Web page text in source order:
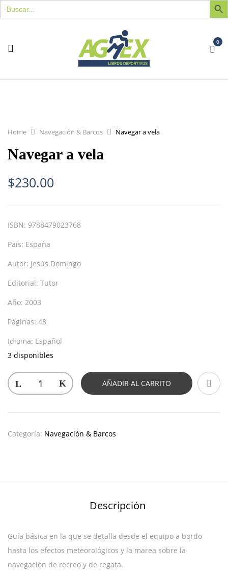
Buscar:
0
Home Navegación & Barcos Navegar a vela
Navegar a vela
$230.00
ISBN: 9788479023768
País: España
Autor: Jesús Domingo
Editorial: Tutor
Año: 2003
Páginas: 48
Idioma: Español
3 disponibles
AÑADIR AL CARRITO
Categoría: Navegación & Barcos
Descripción
Guía básica en la que se detalla desde el equipo a bordo
hasta los efectos meteorológicos y la marea sobre la
navegación de recreo y de regata.